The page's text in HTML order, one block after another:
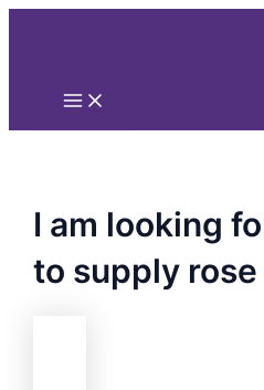
Nhảy
Main
I am looking
to supply